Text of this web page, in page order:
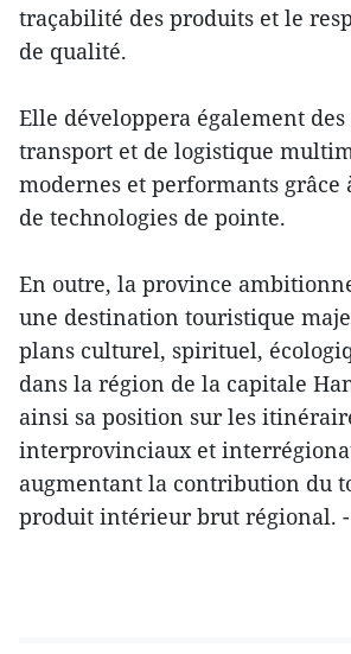
traçabilité des produits et le
de qualité.
Elle développera également des
transport et de logistique
modernes et performants grâce
de technologies de pointe.
En outre, la province
une destination touristique
plans culturel, spirituel,
dans la région de la capitale
ainsi sa position sur les
interprovinciaux et
augmentant la contribution du
produit intérieur brut régional.